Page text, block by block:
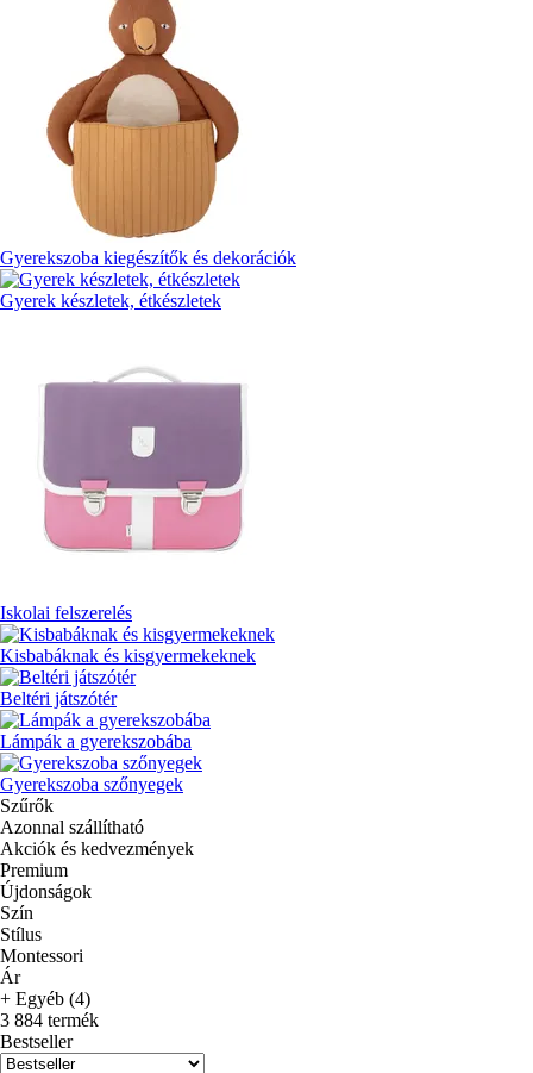
Gyerekszoba kiegészítők és dekorációk
Gyerek készletek, étkészletek
Iskolai felszerelés
Kisbabáknak és kisgyermekeknek
Beltéri játszótér
Lámpák a gyerekszobába
Gyerekszoba szőnyegek
Szűrők
Azonnal szállítható
Akciók és kedvezmények
Premium
Újdonságok
Szín
Stílus
Montessori
Ár
+ Egyéb (4)
3 884 termék
Bestseller